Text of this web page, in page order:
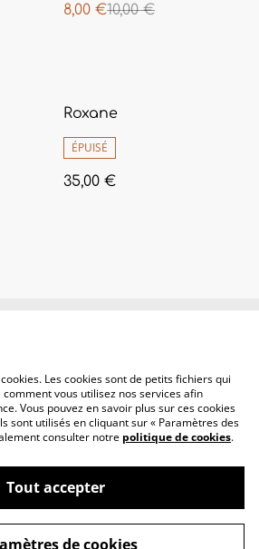
8,00 €10,00 €
Roxane
ÉPUISÉ
35,00 €
cookies
Les cookies sont de petits fichiers qui
vous utilisez nos services afin
Vous pouvez en savoir plus sur ces cookies
sont utilisés en cliquant sur « Paramètres des
consulter notre politique de cookies.
Tout accepter
de cookies